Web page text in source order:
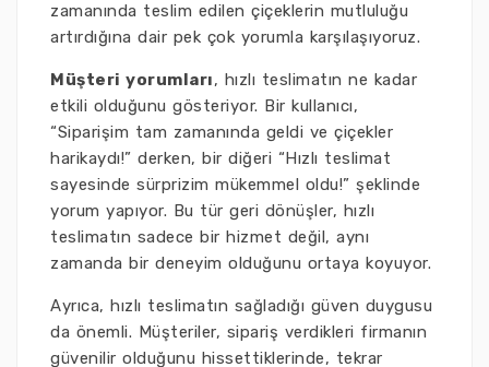
zamanında teslim edilen çiçeklerin mutluluğu
artırdığına dair pek çok yorumla karşılaşıyoruz.
Müşteri yorumları, hızlı teslimatın ne kadar
etkili olduğunu gösteriyor. Bir kullanıcı,
“Siparişim tam zamanında geldi ve çiçekler
harikaydı!” derken, bir diğeri “Hızlı teslimat
sayesinde sürprizim mükemmel oldu!” şeklinde
yorum yapıyor. Bu tür geri dönüşler, hızlı
teslimatın sadece bir hizmet değil, aynı
zamanda bir deneyim olduğunu ortaya koyuyor.
Ayrıca, hızlı teslimatın sağladığı güven duygusu
da önemli. Müşteriler, sipariş verdikleri firmanın
güvenilir olduğunu hissettiklerinde, tekrar